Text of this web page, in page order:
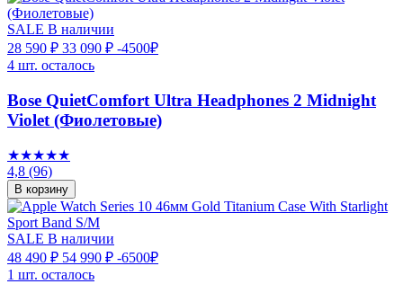
SALE В наличии
28 590 ₽ 33 090 ₽ -4500₽
4 шт. осталось
Bose QuietComfort Ultra Headphones 2 Midnight
Violet (Фиолетовые)
★★★★★
4,8 (96)
В корзину
SALE В наличии
48 490 ₽ 54 990 ₽ -6500₽
1 шт. осталось